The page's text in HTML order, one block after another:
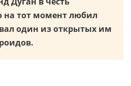
на тот момент любил
один из открытых им